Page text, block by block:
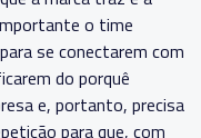
o time
se conectarem com
do porquê
e, portanto, precisa
para que, com